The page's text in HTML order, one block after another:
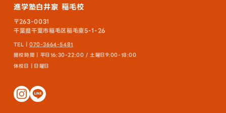
進学塾白井家 稲毛校
〒263-0031
千葉県千葉市稲毛区稲毛東5-1-26
TEL｜070-3664-5481
開校時間｜平日16:30-22:00 / 土曜日9:00-18:00
休校日｜日曜日